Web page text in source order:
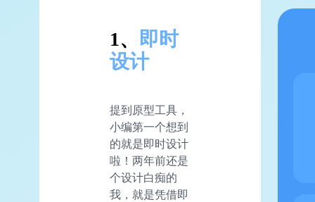
1、 即时
设计
提到原型工具，
小编第一个想到
的就是即时设计
啦！两年前还是
个设计白痴的
我，就是凭借即